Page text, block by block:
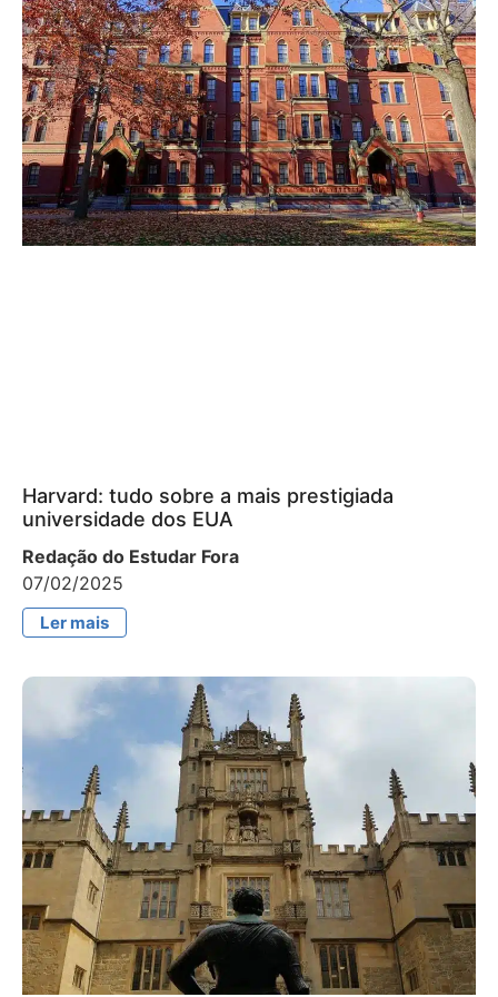
Harvard: tudo sobre a mais prestigiada
universidade dos EUA
Redação do Estudar Fora
07/02/2025
Ler mais